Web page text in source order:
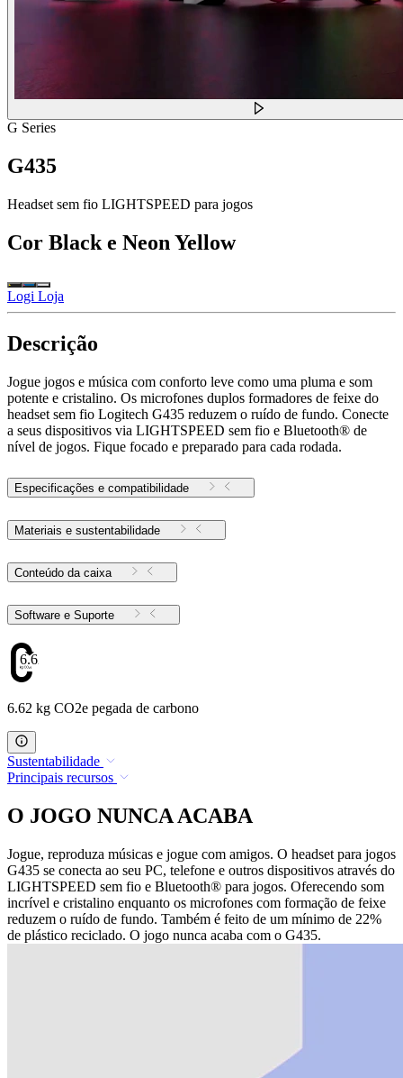
G Series
G435
Headset sem fio LIGHTSPEED para jogos
Cor Black e Neon Yellow
Logi Loja
Descrição
Jogue jogos e música com conforto leve como uma pluma e som
potente e cristalino. Os microfones duplos formadores de feixe do
headset sem fio Logitech G435 reduzem o ruído de fundo. Conecte
a seus dispositivos via LIGHTSPEED sem fio e Bluetooth® de
nível de jogos. Fique focado e preparado para cada rodada.
Especificações e compatibilidade
Materiais e sustentabilidade
Conteúdo da caixa
Software e Suporte
6.62
6.62 kg CO2e pegada de carbono
Sustentabilidade
Principais recursos
O JOGO NUNCA ACABA
Jogue, reproduza músicas e jogue com amigos. O headset para jogos
G435 se conecta ao seu PC, telefone e outros dispositivos através do
LIGHTSPEED sem fio e Bluetooth® para jogos. Oferecendo som
incrível e cristalino enquanto os microfones com formação de feixe
reduzem o ruído de fundo. Também é feito de um mínimo de 22%
de plástico reciclado. O jogo nunca acaba com o G435.